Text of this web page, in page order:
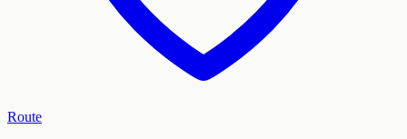
Route